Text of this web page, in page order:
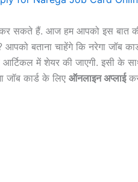
सकते हैं. आज हम आपको इस बात की
बताना चाहेंगे कि नरेगा जॉब
आर्टिकल में शेयर की जाएगी. इसी
जॉब कार्ड के लिए ऑनलाइन अप्लाई